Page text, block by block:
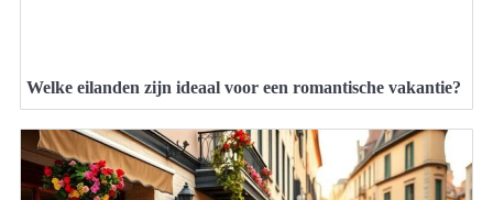
Welke eilanden zijn ideaal voor een romantische vakantie?